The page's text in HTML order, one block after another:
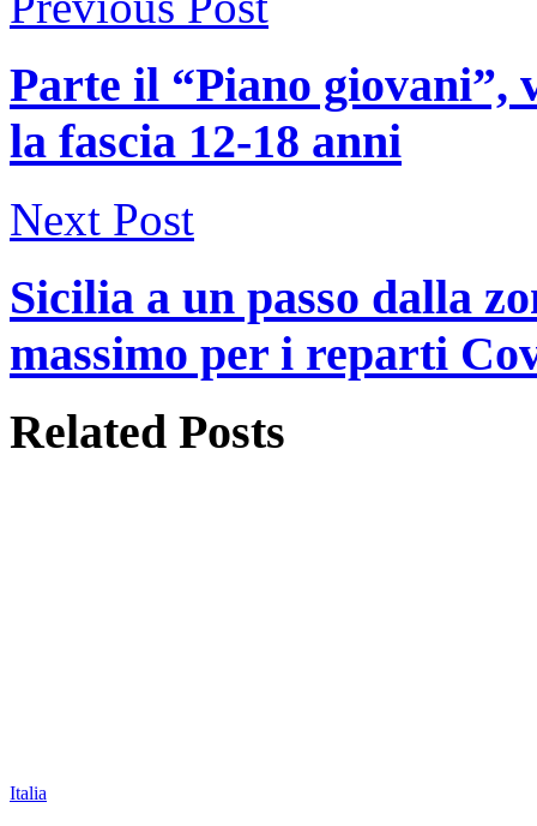
Parte il “Piano giovani”,
la fascia 12-18 anni
Next Post
Sicilia a un passo dalla
massimo per i reparti
Related Posts
Italia